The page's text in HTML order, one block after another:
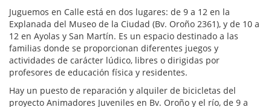
Juguemos en Calle está en dos lugares: de 9 a 12 en la
Explanada del Museo de la Ciudad (Bv. Oroño 2361), y de 10 a
12 en Ayolas y San Martín. Es un espacio destinado a las
familias donde se proporcionan diferentes juegos y
actividades de carácter lúdico, libres o dirigidas por
profesores de educación física y residentes.
Hay un puesto de reparación y alquiler de bicicletas del
proyecto Animadores Juveniles en Bv. Oroño y el río, de 9 a